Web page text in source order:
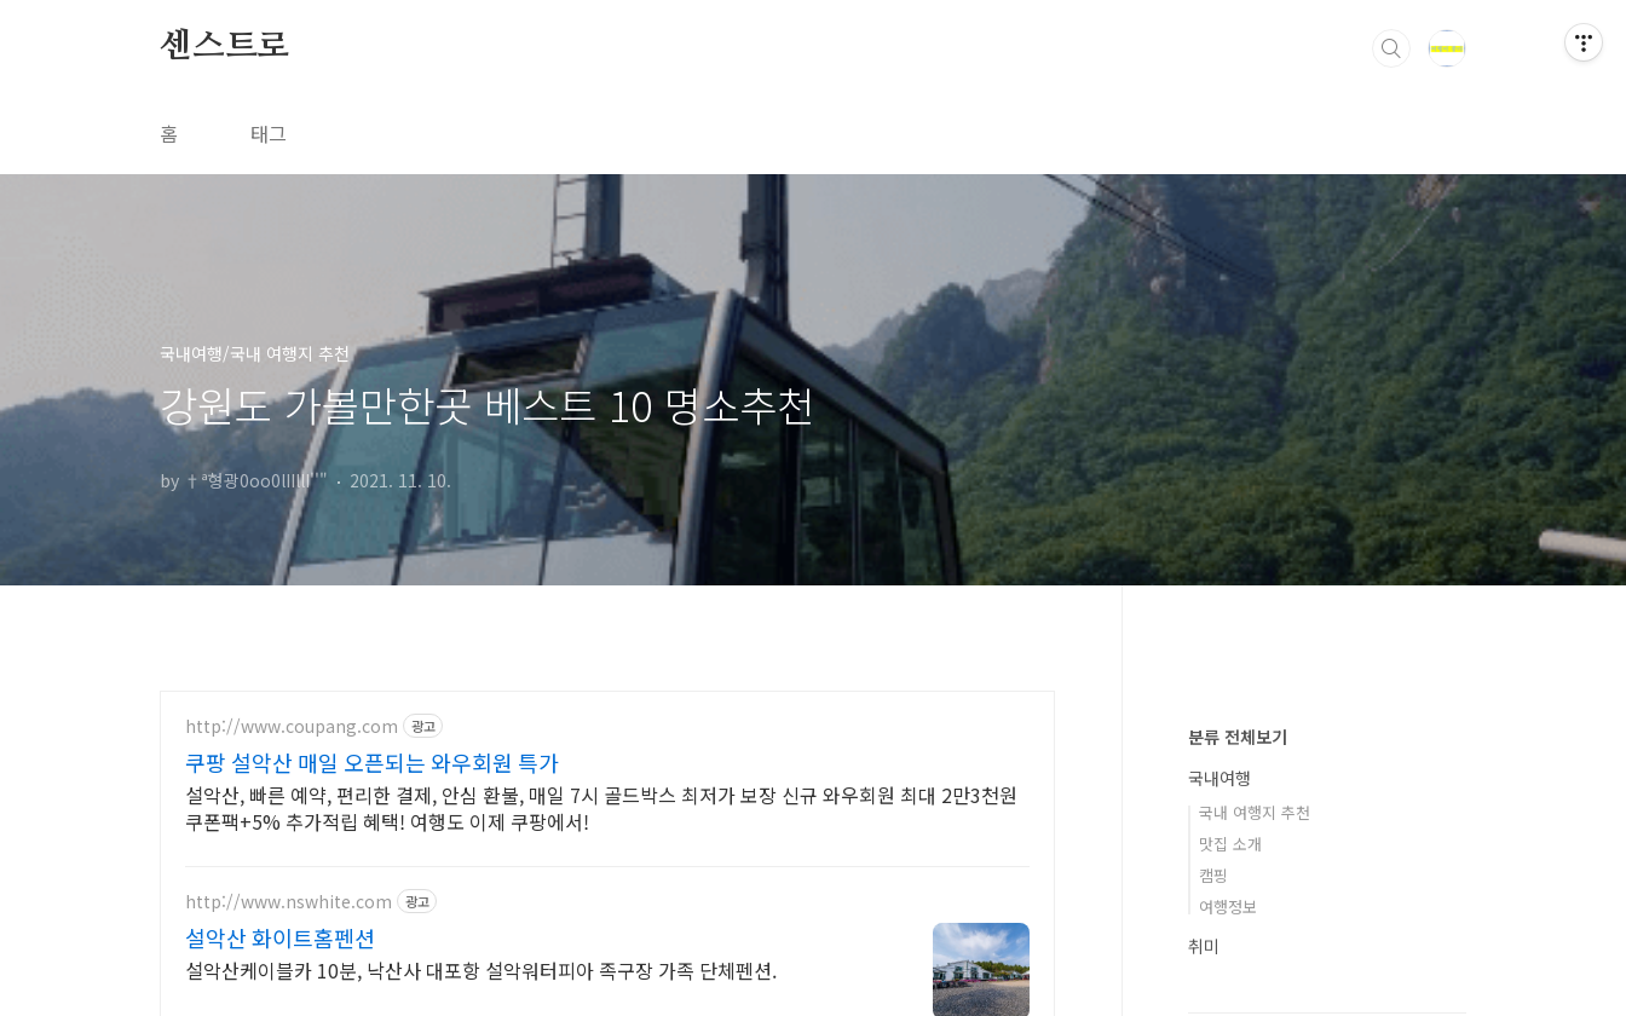
센스트로
홈 태그
국내여행/국내 여행지 추천
강원도 가볼만한곳 베스트 10 명소추천
by †ª형광0oo0lIIllI''" 2021. 11. 10.
http://www.coupang.com 광고
쿠팡 설악산 매일 오픈되는 와우회원 특가
설악산, 빠른 예약, 편리한 결제, 안심 환불, 매일 7시 골드박스 최저가 보장 신규 와우회원 최대 2만3천원
쿠폰팩+5% 추가적립 혜택! 여행도 이제 쿠팡에서!
http://www.nswhite.com 광고
설악산 화이트홈펜션
설악산케이블카 10분, 낙산사 대포항 설악워터피아 족구장 가족 단체펜션.
분류 전체보기
국내여행
국내 여행지 추천
맛집 소개
캠핑
여행정보
취미